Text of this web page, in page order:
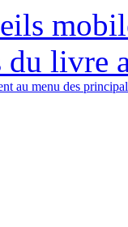
du livre
au menu des